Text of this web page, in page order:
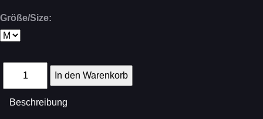
Größe/Size:
Beschreibung